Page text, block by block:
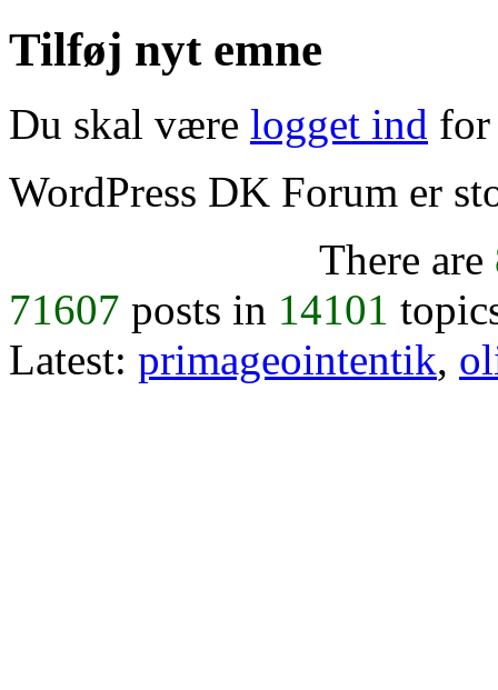
Tilføj nyt emne
Du skal være logget ind for
WordPress DK Forum er
There are
71607 posts in 14101
Latest: primageointentik,